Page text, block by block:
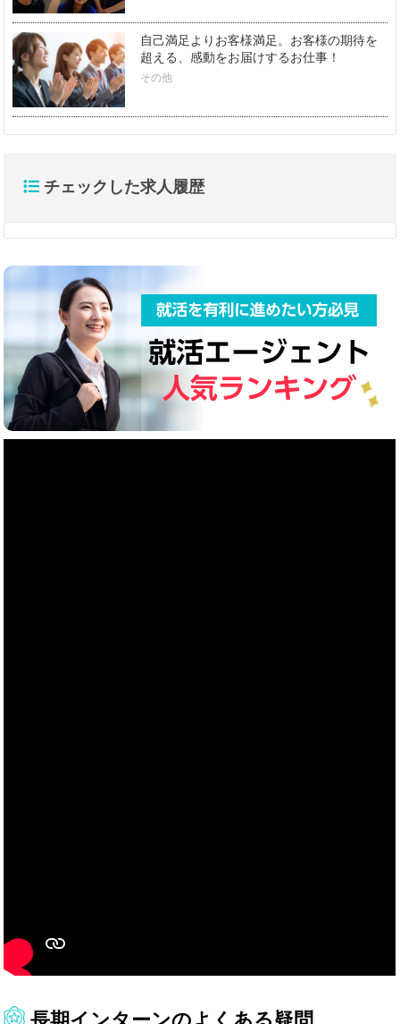
自己満足よりお客様満足。お客様の期待を
超える、感動をお届けするお仕事！
その他
チェックした求人履歴